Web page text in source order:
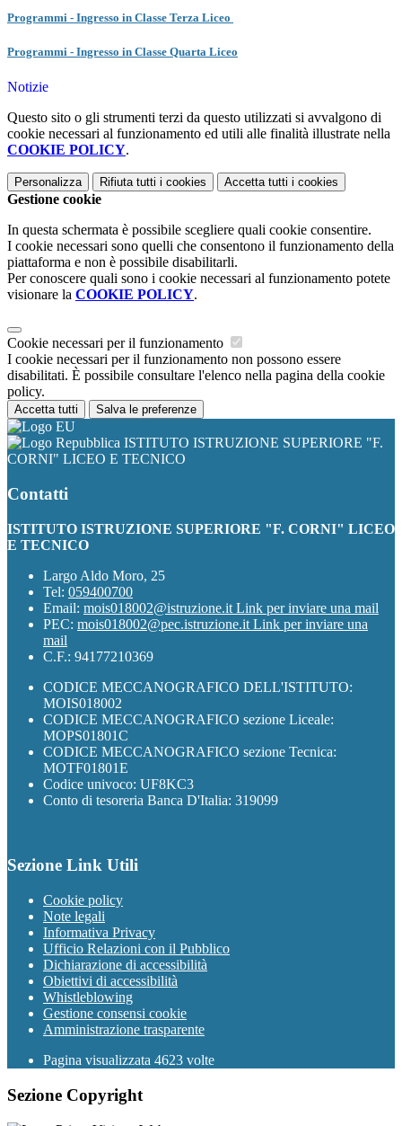
Programmi - Ingresso in Classe Terza Liceo
Programmi - Ingresso in Classe Quarta Liceo
Notizie
Questo sito o gli strumenti terzi da questo utilizzati si avvalgono di
cookie necessari al funzionamento ed utili alle finalità illustrate nella
COOKIE POLICY.
Personalizza Rifiuta tutti i cookies Accetta tutti i cookies
Gestione cookie
In questa schermata è possibile scegliere quali cookie consentire.
I cookie necessari sono quelli che consentono il funzionamento della
piattaforma e non è possibile disabilitarli.
Per conoscere quali sono i cookie necessari al funzionamento potete
visionare la COOKIE POLICY.
Cookie necessari per il funzionamento
I cookie necessari per il funzionamento non possono essere
disabilitati. È possibile consultare l'elenco nella pagina della cookie
policy.
Accetta tutti Salva le preferenze
ISTITUTO ISTRUZIONE SUPERIORE "F.
CORNI" LICEO E TECNICO
Contatti
ISTITUTO ISTRUZIONE SUPERIORE "F. CORNI" LICEO
E TECNICO
Largo Aldo Moro, 25
Tel: 059400700
Email: mois018002@istruzione.it Link per inviare una mail
PEC: mois018002@pec.istruzione.it Link per inviare una
mail
C.F.: 94177210369
CODICE MECCANOGRAFICO DELL'ISTITUTO:
MOIS018002
CODICE MECCANOGRAFICO sezione Liceale:
MOPS01801C
CODICE MECCANOGRAFICO sezione Tecnica:
MOTF01801E
Codice univoco: UF8KC3
Conto di tesoreria Banca D'Italia: 319099
Sezione Link Utili
Cookie policy
Note legali
Informativa Privacy
Ufficio Relazioni con il Pubblico
Dichiarazione di accessibilità
Obiettivi di accessibilità
Whistleblowing
Gestione consensi cookie
Amministrazione trasparente
Pagina visualizzata 4623 volte
Sezione Copyright